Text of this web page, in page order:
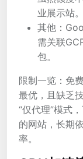
业展示站。
其他：
需关联
包。
限制一览：免
最优，且缺乏
“仅代理”模式
的网站，长期
率。